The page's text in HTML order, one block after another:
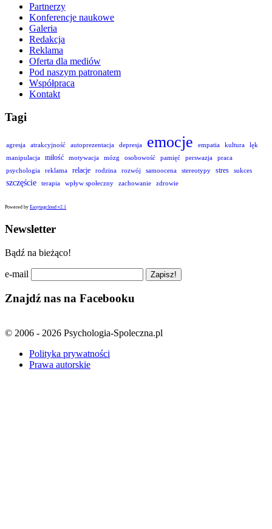
Partnerzy
Konferencje naukowe
Galeria
Redakcja
Reklama
Oferta dla mediów
Pod naszym patronatem
Współpraca
Kontakt
Tagi
agresja atrakcyjność autoprezentacja depresja emocje empatia kultura
lęk
manipulacja
miłość motywacja mózg osobowość pamięć perswazja
praca
psychologia
reklama relacje rodzina rozwój samoocena stereotypy stres sukces
szczęście terapia wpływ społeczny zachowanie zdrowie
Powered by Easytagcloud v2.1
Newsletter
Bądź na bieżąco!
e-mail
Znajdź nas na Facebooku
© 2006 - 2026 Psychologia-Spoleczna.pl
Polityka prywatności
Prawa autorskie